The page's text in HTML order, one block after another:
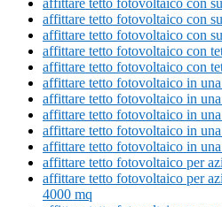
affittare tetto fotovoltaico con
affittare tetto fotovoltaico con
affittare tetto fotovoltaico con
affittare tetto fotovoltaico con
affittare tetto fotovoltaico in
affittare tetto fotovoltaico in
affittare tetto fotovoltaico in
affittare tetto fotovoltaico in
affittare tetto fotovoltaico in una
affittare tetto fotovoltaico per
affittare tetto fotovoltaico per
4000 mq